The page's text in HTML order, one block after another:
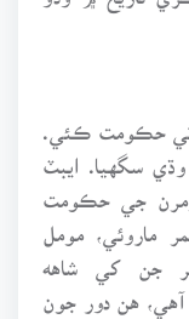
تائين سنڌ تي حڪومت ڪئي.
سگهيا. ايبٽ
جي حڪومت
بهرحال عمر ماروئي، مومل
جن کي شاهه
آهي، هن دور جون